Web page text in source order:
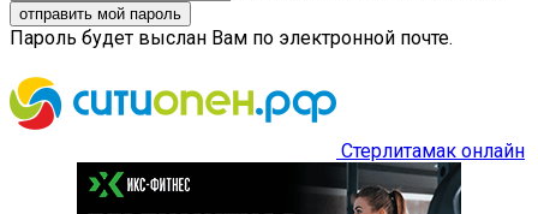
Пароль будет выслан Вам по электронной почте.
Стерлитамак онлайн